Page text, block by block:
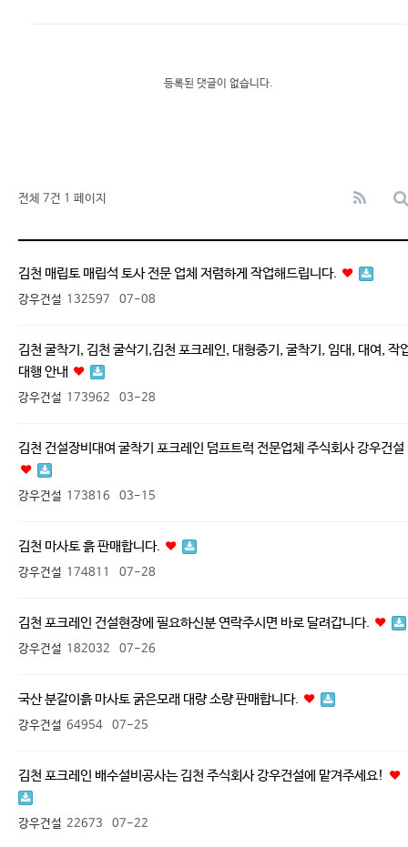
등록된 댓글이 없습니다.
전체 7건 1 페이지
김천 매립토 매립석 토사 전문 업체 저렴하게 작업해드립니다.
강우건설 132597 07-08
김천 굴착기, 김천 굴삭기,김천 포크레인, 대형중기, 굴착기, 임대, 대여, 작
대행 안내
강우건설 173962 03-28
김천 건설장비대여 굴착기 포크레인 덤프트럭 전문업체 주식회사 강우건설
강우건설 173816 03-15
김천 마사토 흙 판매합니다.
강우건설 174811 07-28
김천 포크레인 건설현장에 필요하신분 연락주시면 바로 달려갑니다.
강우건설 182032 07-26
국산 분갈이흙 마사토 굵은모래 대량 소량 판매합니다.
강우건설 64954 07-25
김천 포크레인 배수설비공사는 김천 주식회사 강우건설에 맡겨주세요!
강우건설 22673 07-22